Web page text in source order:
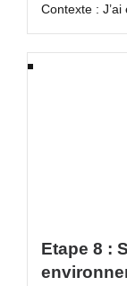
Contexte :
Etape 8 :